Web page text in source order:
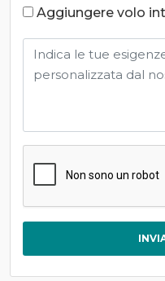
Aggiungere volo